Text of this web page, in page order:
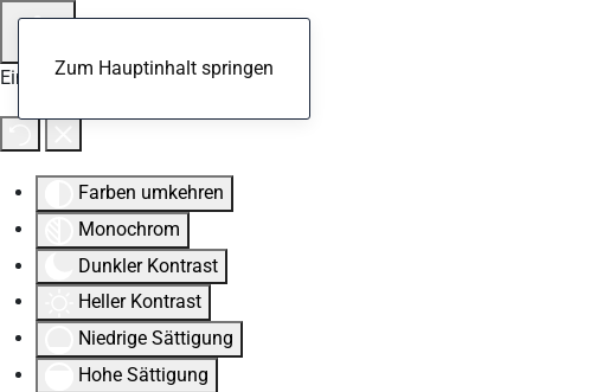
Eingabehilfen öffnen
Farben umkehren
Monochrom
Dunkler Kontrast
Heller Kontrast
Niedrige Sättigung
Hohe Sättigung
Zum Hauptinhalt springen